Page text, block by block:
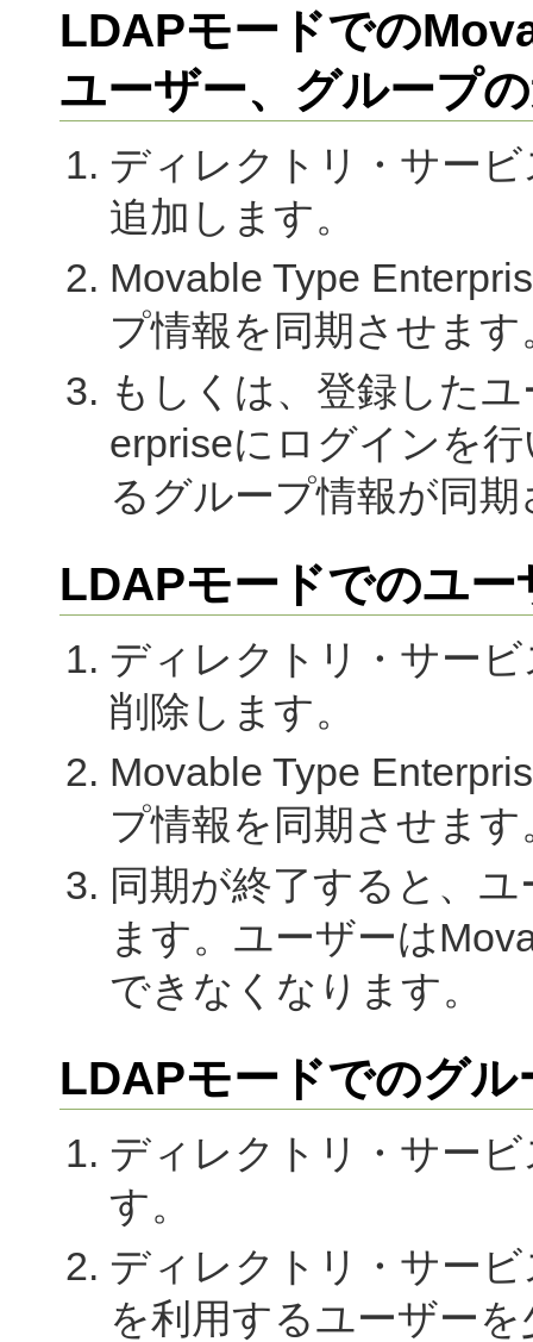
LDAPモードでの
ユーザー、グループ
ディレクトリ・サー
追加します。
Movable Type
プ情報を同期させます
もしくは、登録した
erpriseにログインを
るグループ情報が同
LDAPモードでのユ
ディレクトリ・サー
削除します。
Movable Type
プ情報を同期させます
同期が終了すると、
ます。ユーザーは
できなくなります。
LDAPモードでのグル
ディレクトリ・サー
す。
ディレクトリ・サー
を利用するユーザー